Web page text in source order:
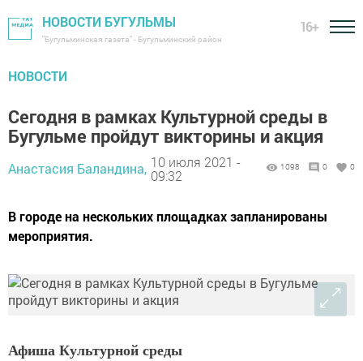
НОВОСТИ БУГУЛЬМЫ
"Бугульминская газета" - Бугульминский район
16+
НОВОСТИ
Сегодня в рамках Культурной среды в
Бугульме пройдут викторины и акция
Анастасия Баландина, 10 июля 2021 -
09:32
1098 0 0
В городе на нескольких площадках запланированы
мероприятия.
Афиша Культурной среды